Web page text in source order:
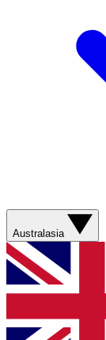
Australasia